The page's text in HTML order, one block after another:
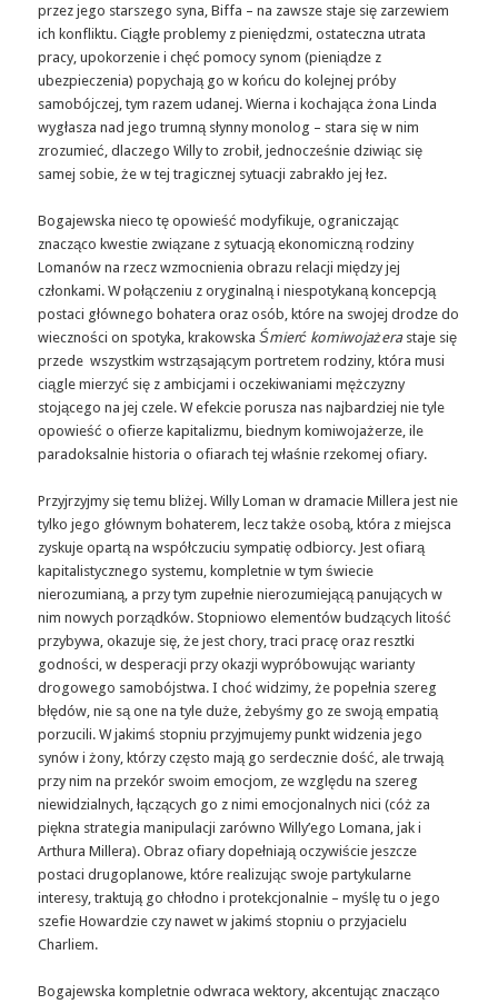
przez jego starszego syna, Biffa – na zawsze staje się zarzewiem
ich konfliktu. Ciągłe problemy z pieniędzmi, ostateczna utrata
pracy, upokorzenie i chęć pomocy synom (pieniądze z
ubezpieczenia) popychają go w końcu do kolejnej próby
samobójczej, tym razem udanej. Wierna i kochająca żona Linda
wygłasza nad jego trumną słynny monolog – stara się w nim
zrozumieć, dlaczego Willy to zrobił, jednocześnie dziwiąc się
samej sobie, że w tej tragicznej sytuacji zabrakło jej łez.
Bogajewska nieco tę opowieść modyfikuje, ograniczając
znacząco kwestie związane z sytuacją ekonomiczną rodziny
Lomanów na rzecz wzmocnienia obrazu relacji między jej
członkami. W połączeniu z oryginalną i niespotykaną koncepcją
postaci głównego bohatera oraz osób, które na swojej drodze do
wieczności on spotyka, krakowska Śmierć komiwojażera staje się
przede wszystkim wstrząsającym portretem rodziny, która musi
ciągle mierzyć się z ambicjami i oczekiwaniami mężczyzny
stojącego na jej czele. W efekcie porusza nas najbardziej nie tyle
opowieść o ofierze kapitalizmu, biednym komiwojażerze, ile
paradoksalnie historia o ofiarach tej właśnie rzekomej ofiary.
Przyjrzyjmy się temu bliżej. Willy Loman w dramacie Millera jest nie
tylko jego głównym bohaterem, lecz także osobą, która z miejsca
zyskuje opartą na współczuciu sympatię odbiorcy. Jest ofiarą
kapitalistycznego systemu, kompletnie w tym świecie
nierozumianą, a przy tym zupełnie nierozumiejącą panujących w
nim nowych porządków. Stopniowo elementów budzących litość
przybywa, okazuje się, że jest chory, traci pracę oraz resztki
godności, w desperacji przy okazji wypróbowując warianty
drogowego samobójstwa. I choć widzimy, że popełnia szereg
błędów, nie są one na tyle duże, żebyśmy go ze swoją empatią
porzucili. W jakimś stopniu przyjmujemy punkt widzenia jego
synów i żony, którzy często mają go serdecznie dość, ale trwają
przy nim na przekór swoim emocjom, ze względu na szereg
niewidzialnych, łączących go z nimi emocjonalnych nici (cóż za
piękna strategia manipulacji zarówno Willy’ego Lomana, jak i
Arthura Millera). Obraz ofiary dopełniają oczywiście jeszcze
postaci drugoplanowe, które realizując swoje partykularne
interesy, traktują go chłodno i protekcjonalnie – myślę tu o jego
szefie Howardzie czy nawet w jakimś stopniu o przyjacielu
Charliem.
Bogajewska kompletnie odwraca wektory, akcentując znacząco